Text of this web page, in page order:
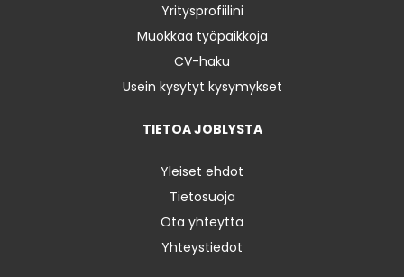
Yritysprofiilini
Muokkaa työpaikkoja
CV-haku
Usein kysytyt kysymykset
TIETOA JOBLYSTA
Yleiset ehdot
Tietosuoja
Ota yhteyttä
Yhteystiedot